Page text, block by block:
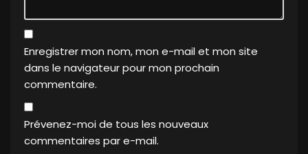
Enregistrer mon nom, mon e-mail et mon site
dans le navigateur pour mon prochain
commentaire.
Prévenez-moi de tous les nouveaux
commentaires par e-mail.